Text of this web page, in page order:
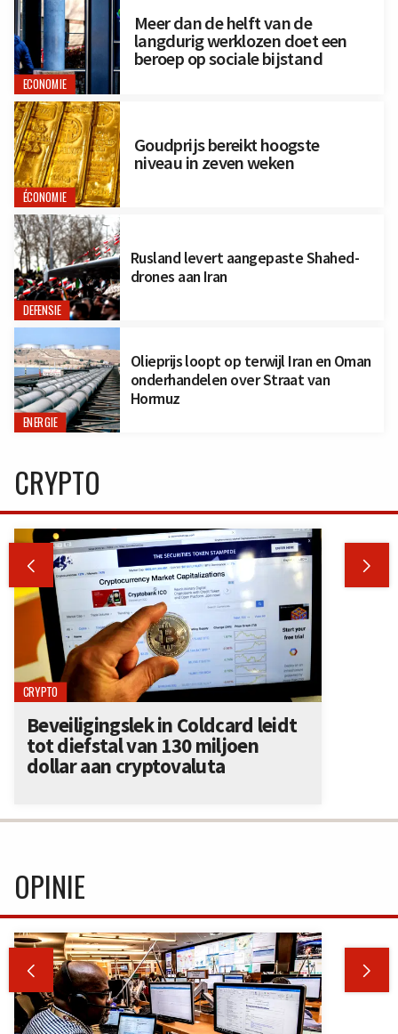
ECONOMIE
Meer dan de helft van de
langdurig werklozen doet een
beroep op sociale bijstand
ÉCONOMIE
Goudprijs bereikt hoogste
niveau in zeven weken
DEFENSIE
Rusland levert aangepaste Shahed-
drones aan Iran
ENERGIE
Olieprijs loopt op terwijl Iran en Oman
onderhandelen over Straat van
Hormuz
CRYPTO
 
CRYPTO
Beveiligingslek in Coldcard leidt
tot diefstal van 130 miljoen
dollar aan cryptovaluta
OPINIE
 